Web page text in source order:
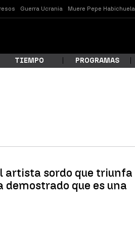
Guerra Ucrania Muere Pepe Habichuela
TIEMPO PROGRAMAS
artista sordo que triunfa
demostrado que es una